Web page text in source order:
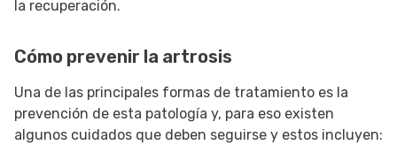
la recuperación.
Cómo prevenir la artrosis
Una de las principales formas de tratamiento es la
prevención de esta patología y, para eso existen
algunos cuidados que deben seguirse y estos incluyen: